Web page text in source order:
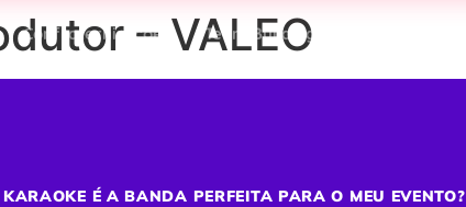
Confraternizações Team Building
– VALEO
É A BANDA PERFEITA PARA O MEU EVENTO?